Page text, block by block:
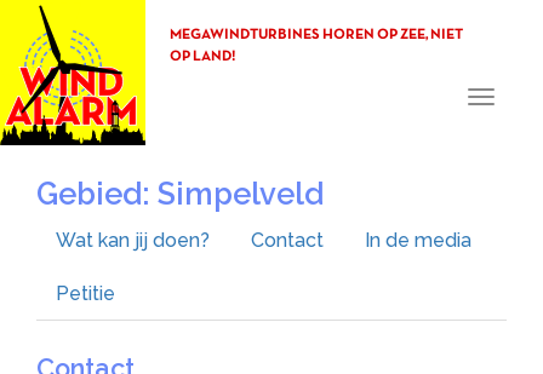
MEGAWINDTURBINES HOREN OP ZEE, NIET
OP LAND!
Toggle
Gebied: Simpelveld
Wat kan jij doen? Contact In de media
Petitie